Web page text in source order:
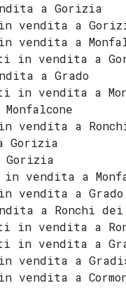
a Gorizia
vendita a
vendita a
in vendita a
a Grado
in vendita a
vendita a
Gorizia
vendita a
vendita a Grado
a Ronchi
in vendita a
in vendita a
vendita a
vendita a